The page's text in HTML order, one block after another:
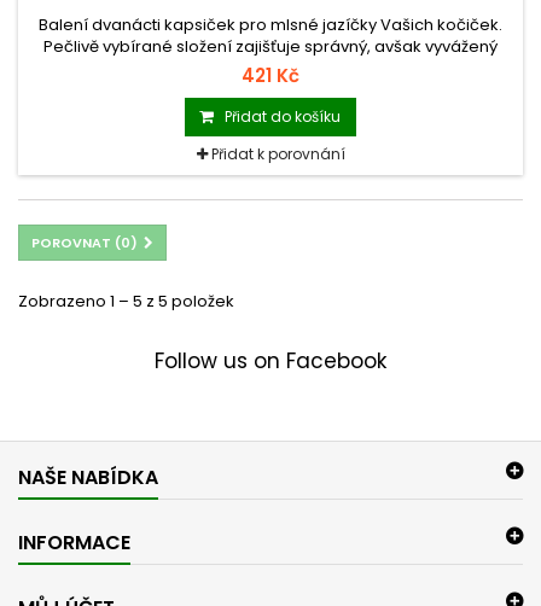
Balení dvanácti kapsiček pro mlsné jazíčky Vašich kočiček.
Pečlivě vybírané složení zajišťuje správný, avšak vyvážený
přísun živin. Kapsička Hill´s zajistí zdravý vývoj kostí a kloubů,
podpoří imunitu a dodá Vašim mazlíkům vše potřebné pro
zdravý star do života!
421 Kč
Přidat do košíku
Přidat k porovnání
POROVNAT (0)
Zobrazeno 1 – 5 z 5 položek
Follow us on Facebook
NAŠE NABÍDKA
INFORMACE